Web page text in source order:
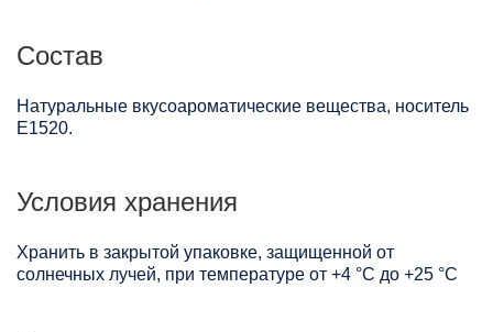
Состав
Натуральные вкусоароматические вещества, носитель
Е1520.
Условия хранения
Хранить в закрытой упаковке, защищенной от
солнечных лучей, при температуре от +4 °C до +25 °C